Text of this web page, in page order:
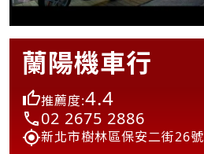
蘭陽機車行
推薦度:4.4
02 2675 2886
新北市樹林區保安二街26號